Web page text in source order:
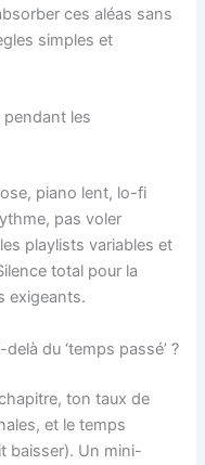
ces aléas sans
simples et
pendant les
piano lent, lo-fi
pas voler
playlists variables et
total pour la
exigeants.
du ‘temps passé’ ?
ton taux de
et le temps
baisser). Un mini-